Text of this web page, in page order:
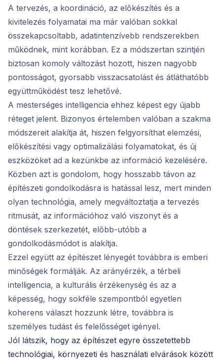
A tervezés, a koordináció, az előkészítés és a
kivitelezés folyamatai ma már valóban sokkal
összekapcsoltabb, adatintenzívebb rendszerekben
működnek, mint korábban. Ez a módszertan szintjén
biztosan komoly változást hozott, hiszen nagyobb
pontosságot, gyorsabb visszacsatolást és átláthatóbb
együttműködést tesz lehetővé.
A mesterséges intelligencia ehhez képest egy újabb
réteget jelent. Bizonyos értelemben valóban a szakma
módszereit alakítja át, hiszen felgyorsíthat elemzési,
előkészítési vagy optimalizálási folyamatokat, és új
eszközöket ad a kezünkbe az információ kezelésére.
Közben azt is gondolom, hogy hosszabb távon az
építészeti gondolkodásra is hatással lesz, mert minden
olyan technológia, amely megváltoztatja a tervezés
ritmusát, az információhoz való viszonyt és a
döntések szerkezetét, előbb-utóbb a
gondolkodásmódot is alakítja.
Ezzel együtt az építészet lényegét továbbra is emberi
minőségek formálják. Az arányérzék, a térbeli
intelligencia, a kulturális érzékenység és az a
képesség, hogy sokféle szempontból egyetlen
koherens választ hozzunk létre, továbbra is
személyes tudást és felelősséget igényel.
Jól látszik, hogy az építészet egyre összetettebb
technológiai, környezeti és használati elvárások között